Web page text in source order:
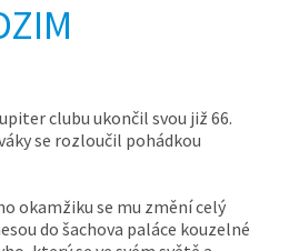
clubu ukončil svou již 66.
se rozloučil pohádkou
okamžiku se mu změní celý
do šachova paláce kouzelné